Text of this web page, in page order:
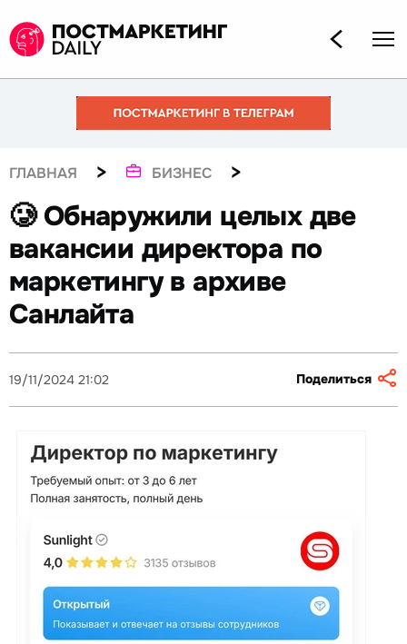
ГЛАВНАЯ > БИЗНЕС >
🥲 Обнаружили целых две
вакансии директора по
маркетингу в архиве
Санлайта
19/11/2024 21:02 Поделиться